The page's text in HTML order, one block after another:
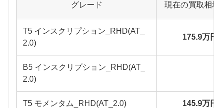
グレード 現在の買取相
T5 インスクリプション_RHD(AT_
2.0)
175.9万円
B5 インスクリプション_RHD(AT_
2.0)
T5 モメンタム_RHD(AT_2.0) 145.9万円